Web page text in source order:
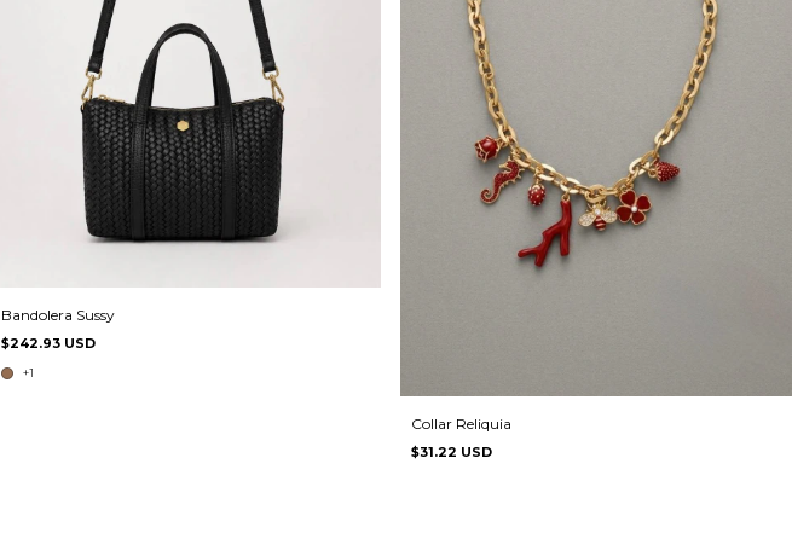
Bandolera Sussy
$242.93 USD
+1
Collar Reliquia
$31.22 USD